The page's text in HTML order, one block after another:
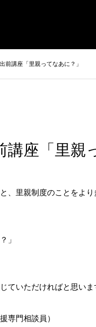
前講座「里親ってなあに？」
座「里親
、里親制度のことをよ
」
ていただければと思いま
門相談員）